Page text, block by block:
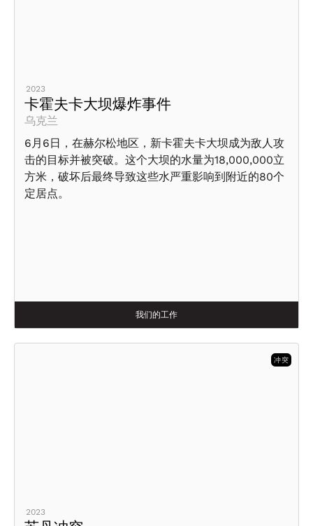
2023
卡霍夫卡大坝爆炸事件
乌克兰
6月6日，在赫尔松地区，新卡霍夫卡大坝成为敌人攻
击的目标并被突破。这个大坝的水量为18,000,000立
方米，破坏后最终导致这些水严重影响到附近的80个
定居点。
我们的工作
冲突
2023